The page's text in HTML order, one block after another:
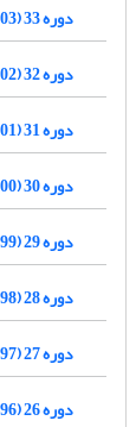
دوره 33 (1403)
دوره 32 (1402)
دوره 31 (1401)
دوره 30 (1400)
دوره 29 (1399)
دوره 28 (1398)
دوره 27 (1397)
دوره 26 (1396)